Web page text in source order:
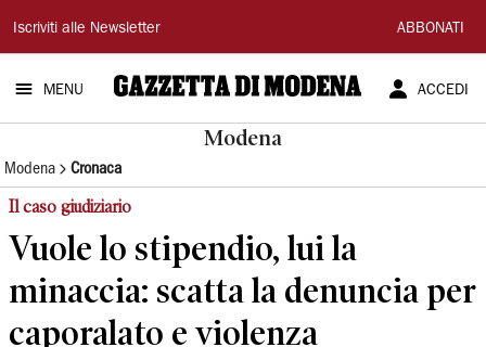
Gazzetta
di
Modena
Iscriviti alle Newsletter ABBONATI
MENU ACCEDI
Modena
Modena Cronaca
Il caso giudiziario
Vuole lo stipendio, lui la
minaccia: scatta la denuncia per
caporalato e violenza